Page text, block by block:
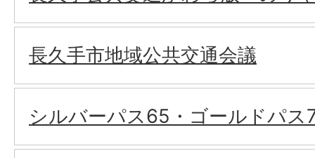
長久手市地域公共交通会議
シルバーパス65・ゴールドパス